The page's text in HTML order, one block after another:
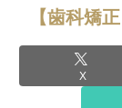
【歯科矯
X